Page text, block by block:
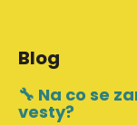
Blog
🔧 Na co se
vesty?